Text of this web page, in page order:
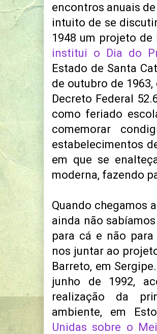
encontros anuais
intuito de se
1948 um projeto
institui o Dia do
Estado de Santa
de outubro de
Decreto Federal
como feriado
comemorar
estabelecimentos
em que se
moderna, fazendo
Quando chegamos
ainda não
para cá e não
nos juntar ao
Barreto, em
junho de 1992,
realização da
ambiente, em
Unidas sobre o